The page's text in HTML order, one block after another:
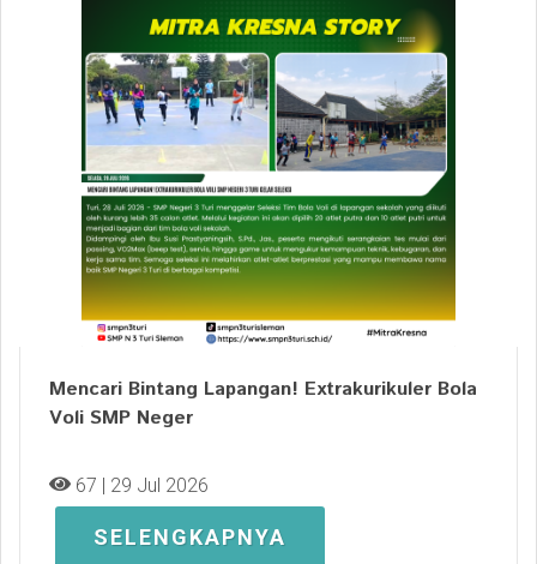
Mencari Bintang Lapangan! Extrakurikuler Bola
Voli SMP Neger
67 | 29 Jul 2026
SELENGKAPNYA